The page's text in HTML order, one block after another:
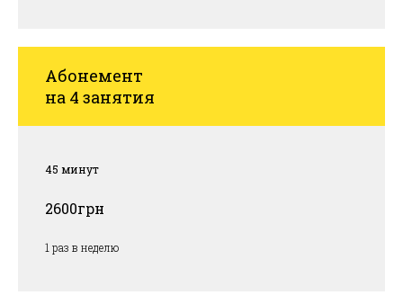
Абонемент
на 4 занятия
45 минут
2600грн
1 раз в неделю